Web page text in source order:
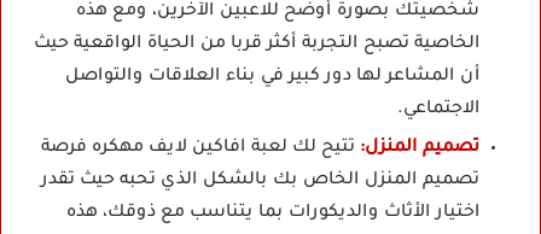
شخصيتك بصورة أوضح للاعبين الآخرين، ومع هذه
الخاصية تصبح التجربة أكثر قربا من الحياة الواقعية حيث
أن المشاعر لها دور كبير في بناء العلاقات والتواصل
الاجتماعي.
تصميم المنزل: تتيح لك لعبة افاكين لايف مهكره فرصة
تصميم المنزل الخاص بك بالشكل الذي تحبه حيث تقدر
اختيار الأثاث والديكورات بما يتناسب مع ذوقك، هذه